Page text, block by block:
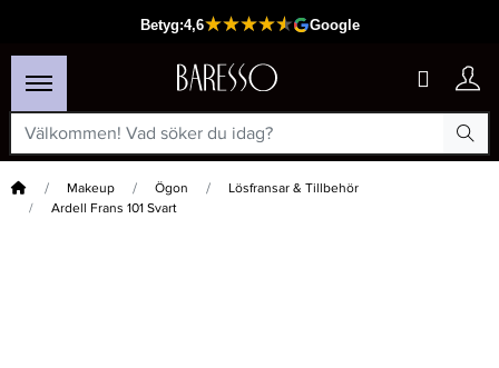
Hem Makeup Ögon
Lösfransar & Tillbehör
Ardell Frans 101 Svart